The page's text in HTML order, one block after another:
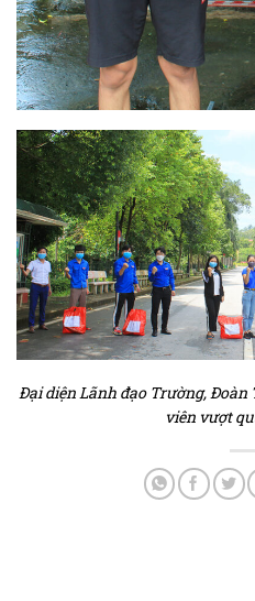
Đại diện Lãnh đạo Trường,
viên vượt